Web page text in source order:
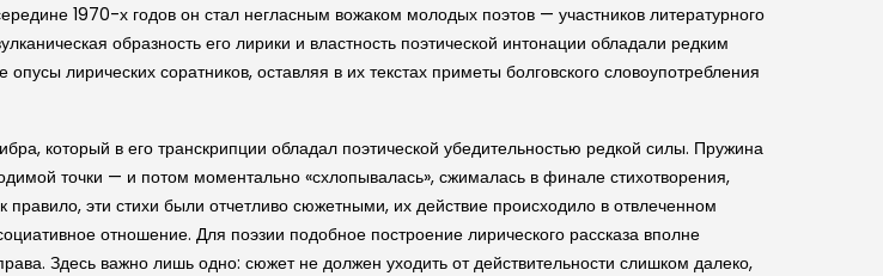
1970-х годов он стал негласным вожаком молодых поэтов — участников литературного
образность его лирики и властность поэтической интонации обладали редким
лирических соратников, оставляя в их текстах приметы болговского словоупотребления
который в его транскрипции обладал поэтической убедительностью редкой силы. Пружина
точки — и потом моментально «схлопывалась», сжималась в финале стихотворения,
эти стихи были отчетливо сюжетными, их действие происходило в отвлеченном
отношение. Для поэзии подобное построение лирического рассказа вполне
Здесь важно лишь одно: сюжет не должен уходить от действительности слишком далеко,